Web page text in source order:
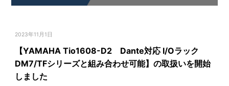
2023年11月1日
【YAMAHA Tio1608-D2 Dante対応 I/Oラック
DM7/TFシリーズと組み合わせ可能】の取扱いを開始
しました